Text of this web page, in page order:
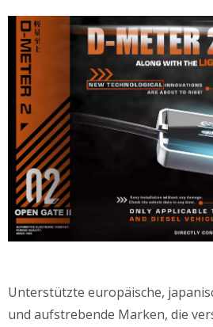
Unterstützte europäische,
und aufstrebende Marken, die